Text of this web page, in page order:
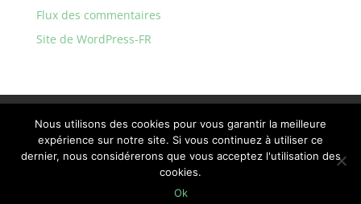
Flux des commentaires
Site de WordPress-FR
Mentions légales
Politique de confidentialité
Conditions générales d’utilisation
Développé par DSO Communication -
www.dsocom.com
Nous utilisons des cookies pour vous garantir la meilleure
expérience sur notre site. Si vous continuez à utiliser ce
dernier, nous considérerons que vous acceptez l'utilisation des
cookies.
Ok